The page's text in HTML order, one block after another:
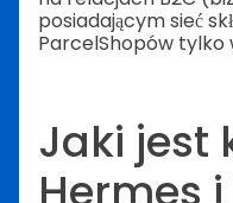
posiadającym sieć
ParcelShopów tylko
Jaki jest
Hermes